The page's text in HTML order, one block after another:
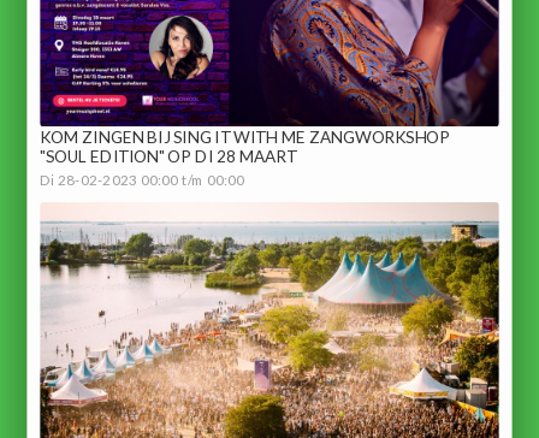
KOM ZINGEN BIJ SING IT WITH ME ZANGWORKSHOP
"SOUL EDITION" OP DI 28 MAART
Di 28-02-2023 00:00 t/m 00:00